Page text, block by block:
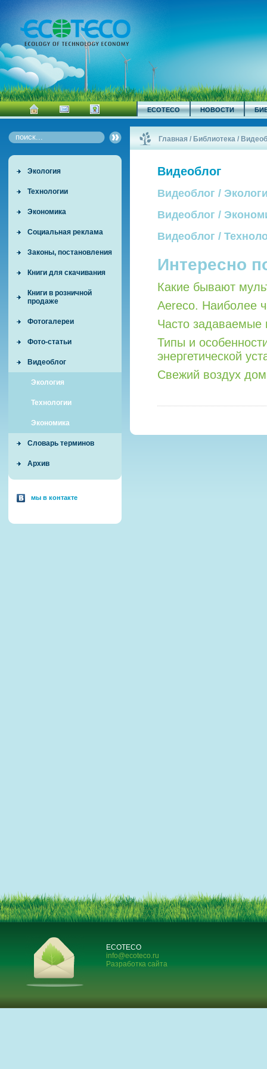
ECOTECO НОВОСТИ
Экология
Технологии
Экономика
Социальная реклама
Законы, постановления
Книги для скачивания
Книги в розничной
продаже
Фотогалереи
Фото-статьи
Видеоблог
Экология
Технологии
Экономика
Словарь терминов
Архив
мы в контакте
Главная / Библиотека /
Видеоблог
Видеоблог /
Видеоблог /
Видеоблог /
Интересно
Какие бывают
Aereco. Наиболее
Часто задаваемые
Типы и
энергетической
Свежий воздух
ECOTECO
info@ecoteco.ru
Разработка сайта